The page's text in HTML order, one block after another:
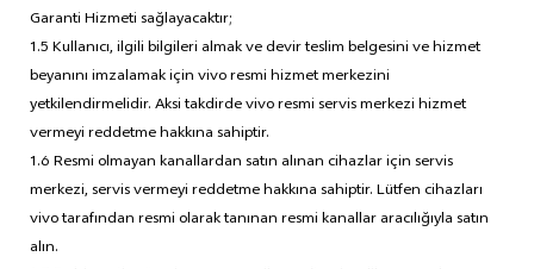
Garanti Hizmeti sağlayacaktır;
1.5 Kullanıcı, ilgili bilgileri almak ve devir teslim belgesini ve hizmet
beyanını imzalamak için vivo resmi hizmet merkezini
yetkilendirmelidir. Aksi takdirde vivo resmi servis merkezi hizmet
vermeyi reddetme hakkına sahiptir.
1.6 Resmi olmayan kanallardan satın alınan cihazlar için servis
merkezi, servis vermeyi reddetme hakkına sahiptir. Lütfen cihazları
vivo tarafından resmi olarak tanınan resmi kanallar aracılığıyla satın
alın.